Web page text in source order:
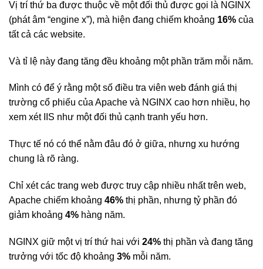
Vị trí thứ ba được thuộc về một đối thủ được gọi là NGINX
(phát âm “engine x”), mà hiện đang chiếm khoảng 16% của
tất cả các website.
Và tỉ lệ này đang tăng đều khoảng một phần trăm mỗi năm.
Mình có để ý rằng một số điều tra viên web đánh giá thị
trường cổ phiếu của Apache và NGINX cao hơn nhiều, họ
xem xét IIS như một đối thủ cạnh tranh yếu hơn.
Thực tế nó có thể nằm đâu đó ở giữa, nhưng xu hướng
chung là rõ ràng.
Chỉ xét các trang web được truy cập nhiều nhất trên web,
Apache chiếm khoảng 46% thị phần, nhưng tỷ phần đó
giảm khoảng 4% hàng năm.
NGINX giữ một vị trí thứ hai với 24% thị phần và đang tăng
trưởng với tốc độ khoảng 3% mỗi năm.